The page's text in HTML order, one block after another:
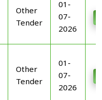
Other
Tender
01-
07-
2026
Other
Tender
01-
07-
2026